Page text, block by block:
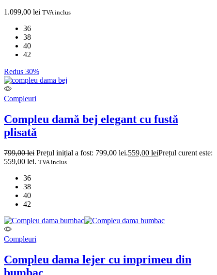
1.099,00 lei TVA inclus
36
38
40
42
Redus 30%
Compleuri
Compleu damă bej elegant cu fustă
plisată
799,00lei Prețul inițial a fost: 799,00 lei.559,00 leiPrețul curent este:
559,00 lei. TVA inclus
36
38
40
42
Compleuri
Compleu dama lejer cu imprimeu din
bumbac